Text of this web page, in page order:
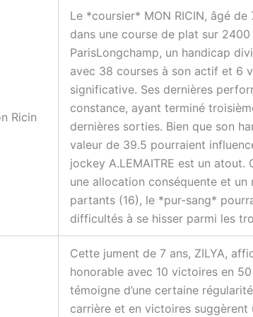
Ricin
Le *coursier* MON RICIN, âgé de
dans une course de plat sur 2400
ParisLongchamp, un handicap
avec 38 courses à son actif et 6
significative. Ses dernières
constance, ayant terminé
dernières sorties. Bien que son
valeur de 39.5 pourraient
jockey A.LEMAITRE est un atout.
une allocation conséquente et
partants (16), le *pur-sang*
difficultés à se hisser parmi les
Cette jument de 7 ans, ZILYA,
honorable avec 10 victoires en
témoigne d’une certaine
carrière et en victoires